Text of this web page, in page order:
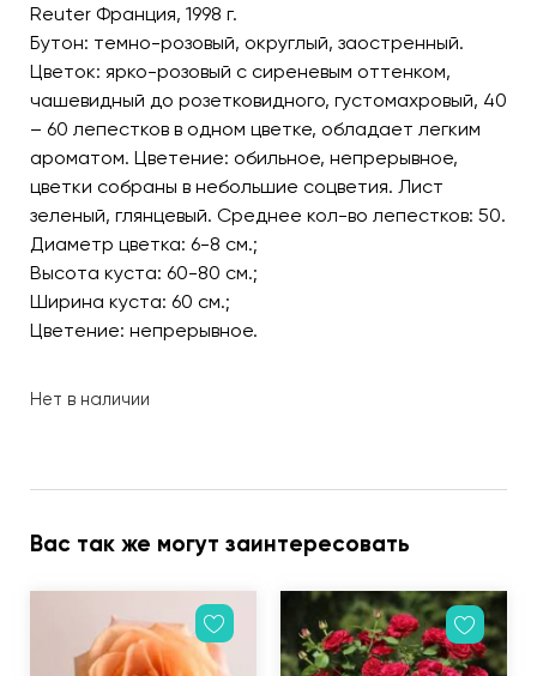
Reuter Франция, 1998 г.
Бутон: темно-розовый, округлый, заостренный.
Цветок: ярко-розовый с сиреневым оттенком,
чашевидный до розетковидного, густомахровый, 40
– 60 лепестков в одном цветке, обладает легким
ароматом. Цветение: обильное, непрерывное,
цветки собраны в небольшие соцветия. Лист
зеленый, глянцевый. Среднее кол-во лепестков: 50.
Диаметр цветка: 6-8 см.;
Высота куста: 60-80 см.;
Ширина куста: 60 см.;
Цветение: непрерывное.
Нет в наличии
Вас так же могут заинтересовать